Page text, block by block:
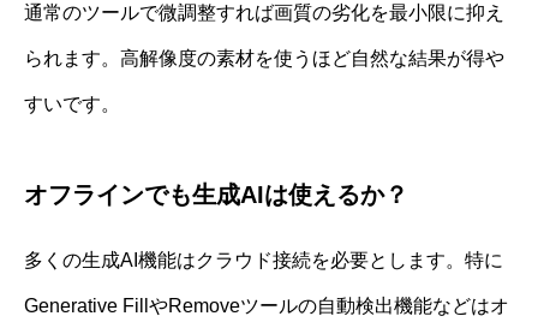
通常のツールで微調整すれば画質の劣化を最小限に抑え
られます。高解像度の素材を使うほど自然な結果が得や
すいです。
オフラインでも生成AIは使えるか？
多くの生成AI機能はクラウド接続を必要とします。特に
Generative FillやRemoveツールの自動検出機能などはオ